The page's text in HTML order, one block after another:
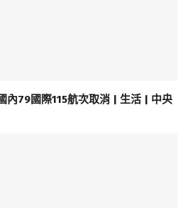
內79國際115航次取消 | 生活 | 中央